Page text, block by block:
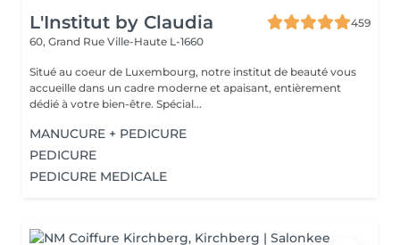
L'Institut by Claudia
459
60, Grand Rue Ville-Haute L-1660
Situé au coeur de Luxembourg, notre institut de beauté vous
accueille dans un cadre moderne et apaisant, entièrement
dédié à votre bien-être. Spécial...
MANUCURE + PEDICURE
PEDICURE
PEDICURE MEDICALE